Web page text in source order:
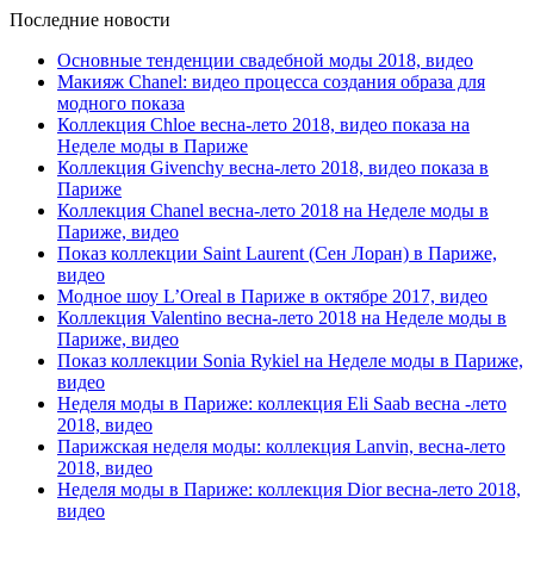
Последние новости
Основные тенденции свадебной моды 2018, видео
Макияж Chanel: видео процесса создания образа для
модного показа
Коллекция Chloe весна-лето 2018, видео показа на
Неделе моды в Париже
Коллекция Givenchy весна-лето 2018, видео показа в
Париже
Коллекция Chanel весна-лето 2018 на Неделе моды в
Париже, видео
Показ коллекции Saint Laurent (Сен Лоран) в Париже,
видео
Модное шоу L’Oreal в Париже в октябре 2017, видео
Коллекция Valentino весна-лето 2018 на Неделе моды в
Париже, видео
Показ коллекции Sonia Rykiel на Неделе моды в Париже,
видео
Неделя моды в Париже: коллекция Eli Saab весна -лето
2018, видео
Парижская неделя моды: коллекция Lanvin, весна-лето
2018, видео
Неделя моды в Париже: коллекция Dior весна-лето 2018,
видео